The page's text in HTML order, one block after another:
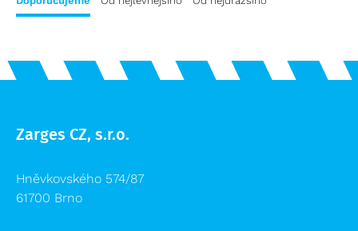
Zarges CZ, s.r.o.
Hněvkovského 574/87
61700 Brno